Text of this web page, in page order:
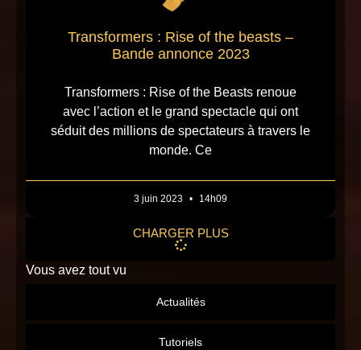
Actualités
Tutoriels
Transformers : Rise of the beasts –
Bande annonce 2023
Transformers : Rise of the Beasts renoue
avec l’action et le grand spectacle qui ont
séduit des millions de spectateurs à travers le
monde. Ce
3 juin 2023 14h09
CHARGER PLUS
Vous avez tout vu